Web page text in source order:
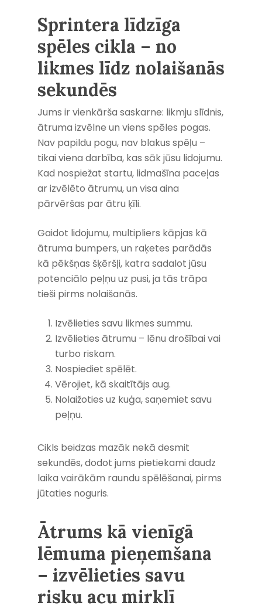
Sprintera līdzīga
spēles cikla – no
likmes līdz nolaišanās
sekundēs
Jums ir vienkārša saskarne: likmju slīdnis,
ātruma izvēlne un viens spēles pogas.
Nav papildu pogu, nav blakus spēļu –
tikai viena darbība, kas sāk jūsu lidojumu.
Kad nospiežat startu, lidmašīna paceļas
ar izvēlēto ātrumu, un visa aina
pārvēršas par ātru ķīli.
Gaidot lidojumu, multipliers kāpjas kā
ātruma bumpers, un raķetes parādās
kā pēkšņas šķēršļi, katra sadalot jūsu
potenciālo peļņu uz pusi, ja tās trāpa
tieši pirms nolaišanās.
Izvēlieties savu likmes summu.
Izvēlieties ātrumu – lēnu drošībai vai
turbo riskam.
Nospiediet spēlēt.
Vērojiet, kā skaitītājs aug.
Nolaižoties uz kuģa, saņemiet savu
peļņu.
Cikls beidzas mazāk nekā desmit
sekundēs, dodot jums pietiekami daudz
laika vairākām raundu spēlēšanai, pirms
jūtaties noguris.
Ātrums kā vienīgā
lēmuma pieņemšana
– izvēlieties savu
risku acu mirklī